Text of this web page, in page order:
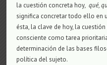
la cuestión concreta hoy, qué,
significa concretar todo ello en
ésta, la clave de hoy, la
consciente como tarea
determinación de las bases
política del sujeto.